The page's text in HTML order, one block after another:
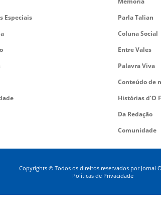
Especiais
Parla Talian
Coluna Social
Entre Vales
Palavra Viva
Conteúdo de
Histórias d’O
Da Redação
Comunidade
Copyrights © Todos os direitos reservados por Jornal
Políticas de Privacidade